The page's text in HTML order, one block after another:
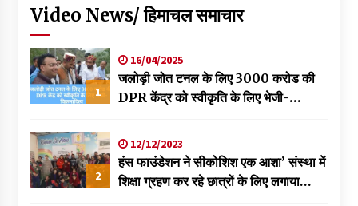
Video News/ हिमाचल समाचार
1
16/04/2025
जलोड़ी जोत टनल के लिए 3000 करोड की
DPR केंद्र को स्वीकृति के लिए भेजी-
2
12/12/2023
हंस फाउंडेशन ने सीकोशिश एक आशा’ संस्था में
शिक्षा ग्रहण कर रहे छात्रों के लिए लगाया